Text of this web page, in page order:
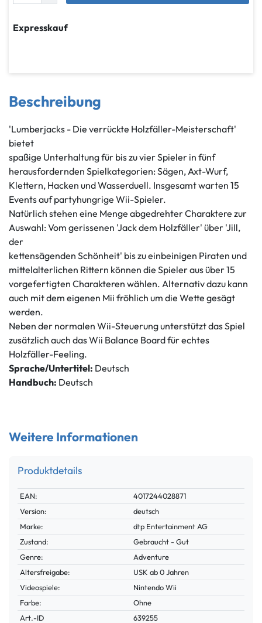
Expresskauf
Beschreibung
'Lumberjacks - Die verrückte Holzfäller-Meisterschaft'
bietet
spaßige Unterhaltung für bis zu vier Spieler in fünf
herausfordernden Spielkategorien: Sägen, Axt-Wurf,
Klettern, Hacken und Wasserduell. Insgesamt warten 15
Events auf partyhungrige Wii-Spieler.
Natürlich stehen eine Menge abgedrehter Charaktere zur
Auswahl: Vom gerissenen 'Jack dem Holzfäller' über 'Jill,
der
kettensägenden Schönheit' bis zu einbeinigen Piraten und
mittelalterlichen Rittern können die Spieler aus über 15
vorgefertigten Charakteren wählen. Alternativ dazu kann
auch mit dem eigenen Mii fröhlich um die Wette gesägt
werden.
Neben der normalen Wii-Steuerung unterstützt das Spiel
zusätzlich auch das Wii Balance Board für echtes
Holzfäller-Feeling.
Sprache/Untertitel: Deutsch
Handbuch: Deutsch
Weitere Informationen
Produktdetails
Technisches
Merkmal
Wert
EAN:
4017244028871
Version:
deutsch
Marke:
dtp Entertainment AG
Zustand:
Gebraucht - Gut
Genre:
Adventure
Altersfreigabe:
USK ab 0 Jahren
Videospiele:
Nintendo Wii
Farbe:
Ohne
Technisches
Wert
Art.-ID
639255